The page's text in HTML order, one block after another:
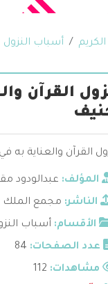
أسباب النزول
القرآن
القرآن والعناية
المؤلف: عبدالودود
الناشر: مجمع
الأقسام: أسباب
عدد الصفحات: 84
مشاهدات: